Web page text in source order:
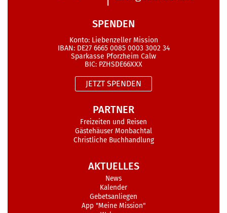
SPENDEN
Konto: Liebenzeller Mission
IBAN: DE27 6665 0085 0003 3002 34
Sparkasse Pforzheim Calw
BIC: PZHSDE66XXX
JETZT SPENDEN
PARTNER
Freizeiten und Reisen
Gästehäuser Monbachtal
Christliche Buchhandlung
AKTUELLES
News
Kalender
Gebetsanliegen
App "Meine Mission"